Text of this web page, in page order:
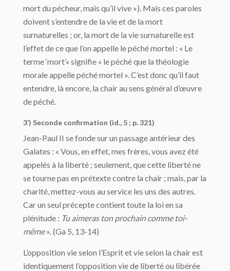
mort du pécheur, mais qu’il vive »). Mais ces paroles
doivent s’entendre de la vie et de la mort
surnaturelles ; or, la mort de la vie surnaturelle est
l’effet de ce que l’on appelle le péché mortel : « Le
terme ‘mort’« signifie « le péché que la théologie
morale appelle péché mortel ». C’est donc qu’il faut
entendre, là encore, la chair au sens général d’œuvre
de péché.
3’) Seconde confirmation (id., 5 ; p. 321)
Jean-Paul II se fonde sur un passage antérieur des
Galates : « Vous, en effet, mes frères, vous avez été
appelés à la liberté ; seulement, que cette liberté ne
se tourne pas en prétexte contre la chair ; mais, par la
charité, mettez-vous au service les uns des autres.
Car un seul précepte contient toute la loi en sa
plénitude : Tu aimeras ton prochain comme toi-
même». (Ga 5, 13-14)
L’opposition vie selon l’Esprit et vie selon la chair est
identiquement l’opposition vie de liberté ou libérée